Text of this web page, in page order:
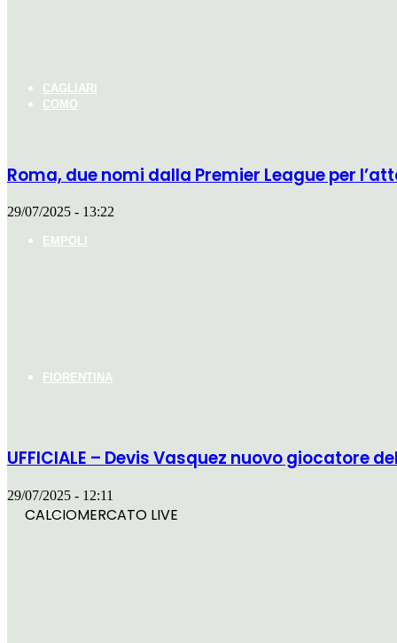
CAGLIARI
COMO
EMPOLI
FIORENTINA
GENOA
Roma, due nomi dalla Premier League per
29/07/2025 - 13:22
UFFICIALE – Devis Vasquez nuovo giocatore
29/07/2025 - 12:11
CALCIOMERCATO LIVE